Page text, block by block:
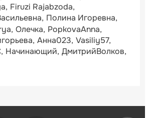
Firuzi Rajabzoda
Полина Игоревна
Олечка PopkovaAnna
Анна023 Vasiliy57
Начинающий ДмитрийВолков